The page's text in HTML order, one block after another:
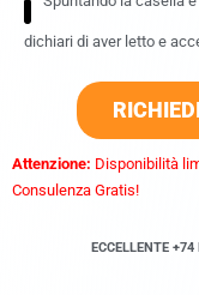
dichiari di aver letto e
Attenzione: Disponibilità
Consulenza Gratis!
ECCELLENTE